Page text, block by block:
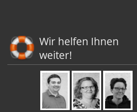
Wir helfen Ihnen
weiter!